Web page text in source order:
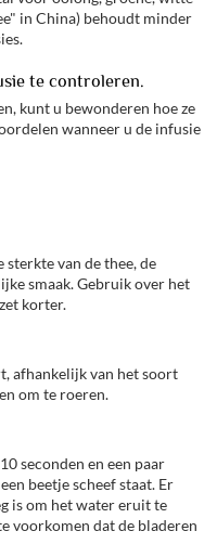
in China) behoudt minder
te controleren.
kunt u bewonderen hoe ze
wanneer u de infusie
van de thee, de
smaak. Gebruik over het
korter.
afhankelijk van het soort
om te roeren.
seconden en een paar
beetje scheef staat. Er
is om het water eruit te
voorkomen dat de bladeren